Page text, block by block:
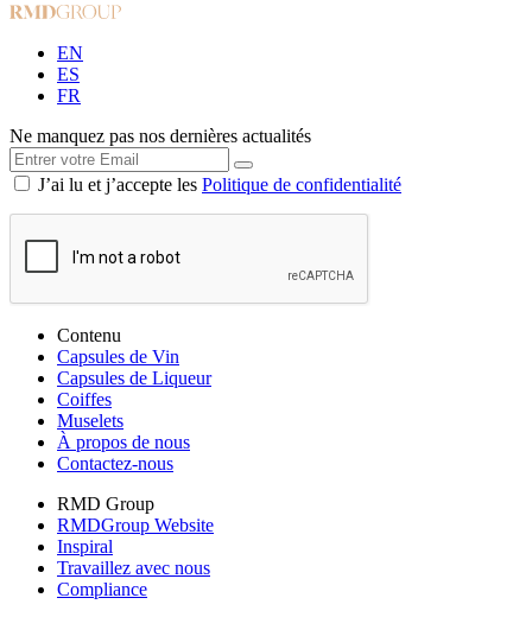
EN
ES
FR
Ne manquez pas nos dernières actualités
J’ai lu et j’accepte les Politique de confidentialité
Contenu
Capsules de Vin
Capsules de Liqueur
Coiffes
Muselets
À propos de nous
Contactez-nous
RMD Group
RMDGroup Website
Inspiral
Travaillez avec nous
Compliance